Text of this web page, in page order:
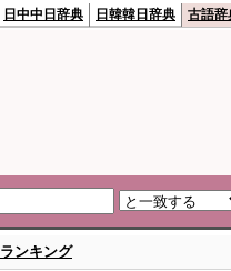
日中中日辞典 日韓韓日辞典 古語辞
ランキング